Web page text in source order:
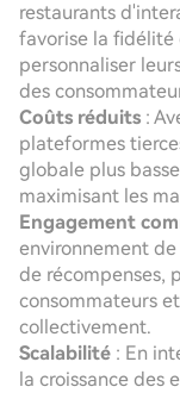
restaurants
favorise la fidélité
personnaliser
des
Coûts réduits :
plateformes
globale plus
maximisant les
Engagement
environnement
de récompenses,
consommateurs
collectivement.
Scalabilité : En
la croissance des